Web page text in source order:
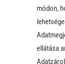
módon,
ellátása